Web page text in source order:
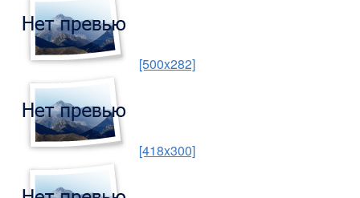
[500x282]
[418x300]